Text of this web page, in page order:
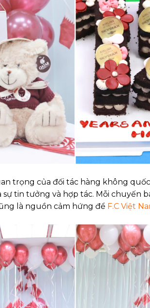
trọng của đối tác hàng không
tin tưởng và hợp tác. Mỗi chuyến
là nguồn cảm hứng để F.C Việt